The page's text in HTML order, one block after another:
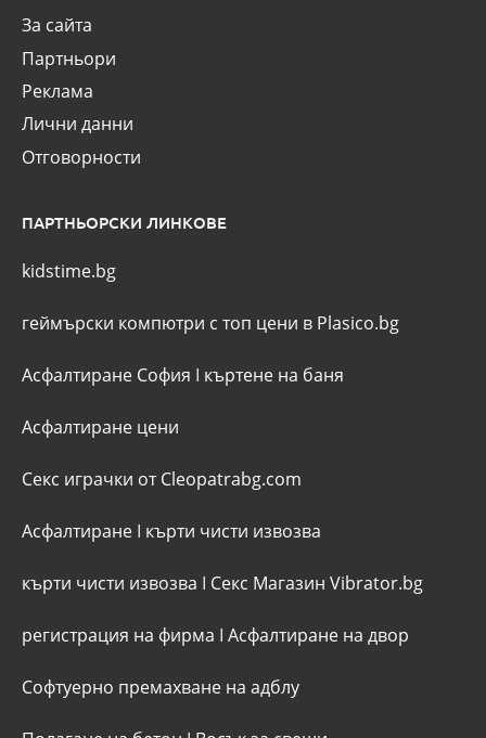
За сайта
Партньори
Реклама
Лични данни
Отговорности
ПАРТНЬОРСКИ ЛИНКОВЕ
kidstime.bg
геймърски компютри с топ цени в Plasico.bg
Асфалтиране София I къртене на баня
Асфалтиране цени
Секс играчки от Cleopatrabg.com
Асфалтиране I кърти чисти извозва
кърти чисти извозва I Секс Магазин Vibrator.bg
регистрация на фирма I Асфалтиране на двор
Софтуерно премахване на адблу